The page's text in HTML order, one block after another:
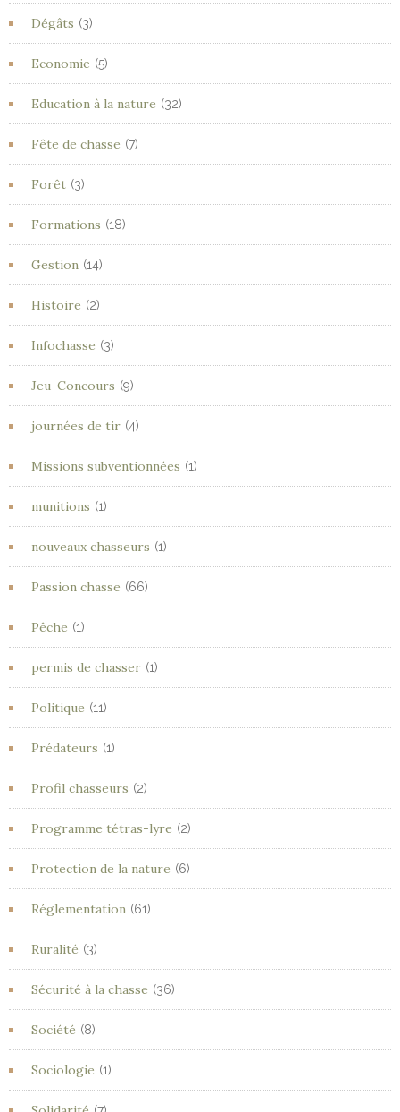
Dégâts (3)
Economie (5)
Education à la nature (32)
Fête de chasse (7)
Forêt (3)
Formations (18)
Gestion (14)
Histoire (2)
Infochasse (3)
Jeu-Concours (9)
journées de tir (4)
Missions subventionnées (1)
munitions (1)
nouveaux chasseurs (1)
Passion chasse (66)
Pêche (1)
permis de chasser (1)
Politique (11)
Prédateurs (1)
Profil chasseurs (2)
Programme tétras-lyre (2)
Protection de la nature (6)
Réglementation (61)
Ruralité (3)
Sécurité à la chasse (36)
Société (8)
Sociologie (1)